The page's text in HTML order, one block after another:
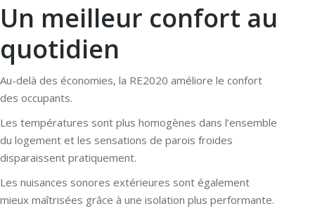
Un meilleur confort au
quotidien
Au-delà des économies, la RE2020 améliore le confort
des occupants.
Les températures sont plus homogènes dans l’ensemble
du logement et les sensations de parois froides
disparaissent pratiquement.
Les nuisances sonores extérieures sont également
mieux maîtrisées grâce à une isolation plus performante.